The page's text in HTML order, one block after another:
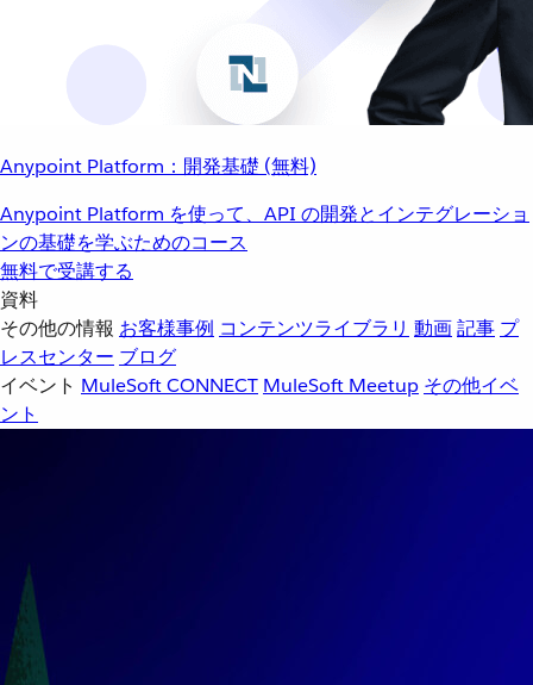
Anypoint Platform：開発基礎 (無料)
Anypoint Platform を使って、API の開発とインテグレーショ
ンの基礎を学ぶためのコース
無料で受講する
資料
その他の情報 お客様事例 コンテンツライブラリ 動画記事 プ
レスセンター ブログ
イベント MuleSoft CONNECT MuleSoft Meetup その他イベ
ント